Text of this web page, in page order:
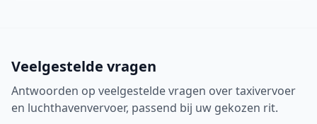
Veelgestelde vragen
Antwoorden op veelgestelde vragen over taxivervoer
en luchthavenvervoer, passend bij uw gekozen rit.